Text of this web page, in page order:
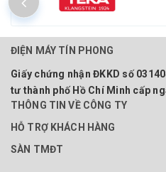
ĐIỆN MÁY TÍN PHONG
Giấy chứng nhận ĐKKD số
tư thành phố Hồ Chí Minh cấp
THÔNG TIN VỀ CÔNG TY
HỖ TRỢ KHÁCH HÀNG
SÀN TMĐT